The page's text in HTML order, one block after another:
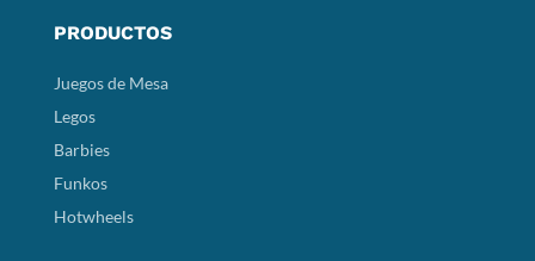
PRODUCTOS
Juegos de Mesa
Legos
Barbies
Funkos
Hotwheels